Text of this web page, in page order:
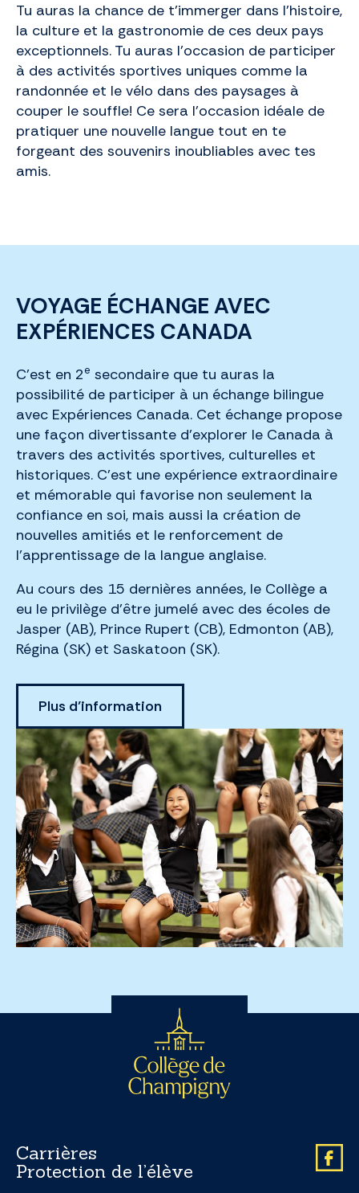
Tu auras la chance de t’immerger dans l’histoire,
la culture et la gastronomie de ces deux pays
exceptionnels. Tu auras l’occasion de participer
à des activités sportives uniques comme la
randonnée et le vélo dans des paysages à
couper le souffle! Ce sera l’occasion idéale de
pratiquer une nouvelle langue tout en te
forgeant des souvenirs inoubliables avec tes
amis.
VOYAGE ÉCHANGE AVEC
EXPÉRIENCES CANADA
C’est en 2e secondaire que tu auras la
possibilité de participer à un échange bilingue
avec Expériences Canada. Cet échange propose
une façon divertissante d’explorer le Canada à
travers des activités sportives, culturelles et
historiques. C’est une expérience extraordinaire
et mémorable qui favorise non seulement la
confiance en soi, mais aussi la création de
nouvelles amitiés et le renforcement de
l’apprentissage de la langue anglaise.
Au cours des 15 dernières années, le Collège a
eu le privilège d’être jumelé avec des écoles de
Jasper (AB), Prince Rupert (CB), Edmonton (AB),
Régina (SK) et Saskatoon (SK).
Plus d’information
Carrières
Protection de l’élève